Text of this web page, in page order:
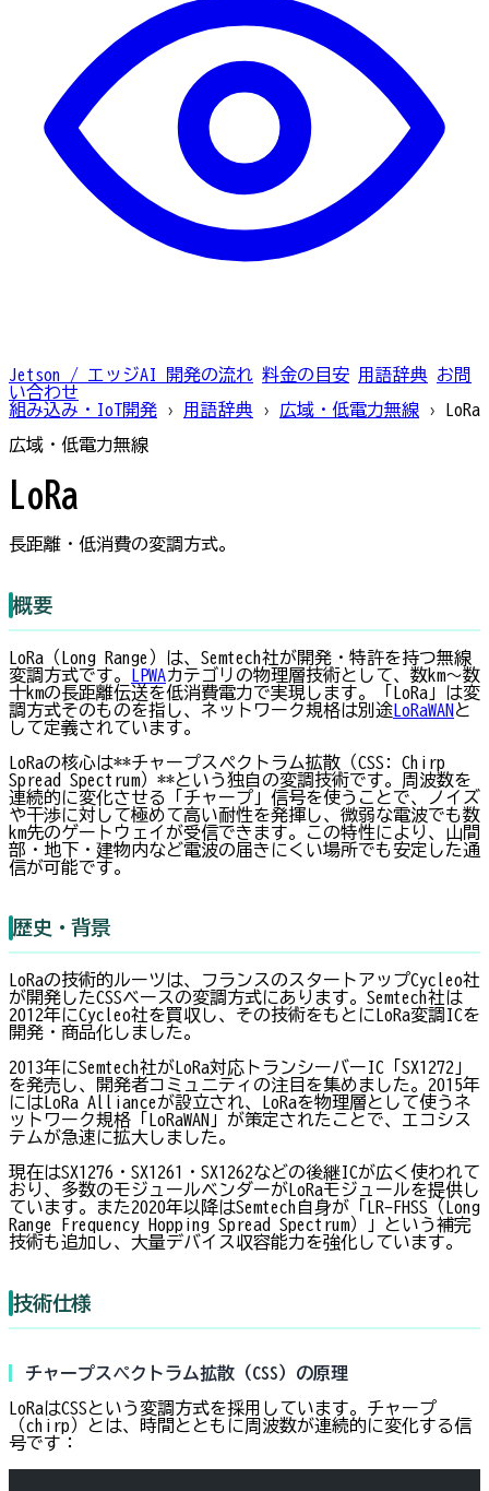
Jetson / エッジAI 開発の流れ 料金の目安 用語辞典 お問
い合わせ
組み込み・IoT開発
› 用語辞典 › 広域・低電力無線 ›
LoRa
広域・低電力無線
LoRa
長距離・低消費の変調方式。
概要
LoRa（Long Range）は、Semtech社が開発・特許を持つ無線
変調方式です。 LPWAカテゴリの物理層技術として、数km〜数
十kmの長距離伝送を低消費電力で実現します。「LoRa」は変
調方式そのものを指し、ネットワーク規格は別途LoRaWANと
して定義されています。
LoRaの核心は**チャープスペクトラム拡散（CSS: Chirp
Spread Spectrum）**という独自の変調技術です。周波数を
連続的に変化させる「チャープ」信号を使うことで、ノイズ
や干渉に対して極めて高い耐性を発揮し、微弱な電波でも数
km先のゲートウェイが受信できます。この特性により、山間
部・地下・建物内など電波の届きにくい場所でも安定した通
信が可能です。
歴史・背景
LoRaの技術的ルーツは、フランスのスタートアップCycleo社
が開発したCSSベースの変調方式にあります。Semtech社は
2012年にCycleo社を買収し、その技術をもとにLoRa変調ICを
開発・商品化しました。
2013年にSemtech社がLoRa対応トランシーバーIC「SX1272」
を発売し、開発者コミュニティの注目を集めました。2015年
にはLoRa Allianceが設立され、LoRaを物理層として使うネ
ットワーク規格「LoRaWAN」が策定されたことで、エコシス
テムが急速に拡大しました。
現在はSX1276・SX1261・SX1262などの後継ICが広く使われて
おり、多数のモジュールベンダーがLoRaモジュールを提供し
ています。また2020年以降はSemtech自身が「LR-FHSS（Long
Range Frequency Hopping Spread Spectrum）」という補完
技術も追加し、大量デバイス収容能力を強化しています。
技術仕様
チャープスペクトラム拡散（CSS）の原理
LoRaはCSSという変調方式を採用しています。チャープ
（chirp）とは、時間とともに周波数が連続的に変化する信
号です：